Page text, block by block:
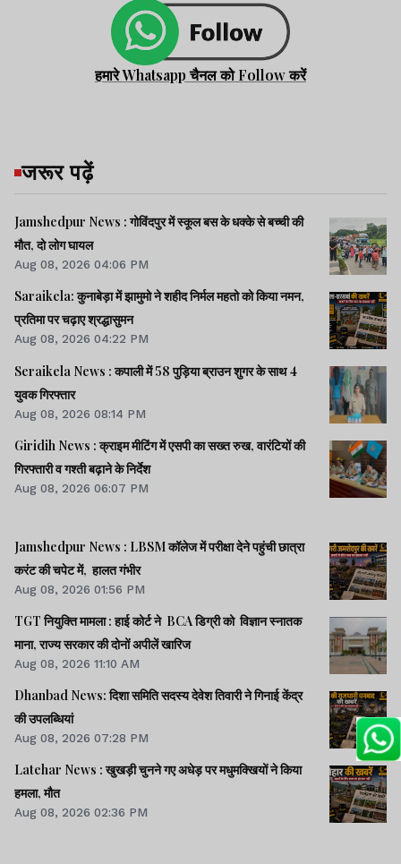
हमारे Whatsapp चैनल को Follow करें
जरूर पढ़ें
Jamshedpur News : गोविंदपुर में स्कूल बस के धक्के से बच्ची की
मौत, दो लोग घायल
Aug 08, 2026 04:06 PM
Saraikela: कुनाबेड़ा में झामुमो ने शहीद निर्मल महतो को किया नमन,
प्रतिमा पर चढ़ाए श्रद्धासुमन
Aug 08, 2026 04:22 PM
Seraikela News : कपाली में 58 पुड़िया ब्राउन शुगर के साथ 4
युवक गिरफ्तार
Aug 08, 2026 08:14 PM
Giridih News : क्राइम मीटिंग में एसपी का सख्त रुख, वारंटियों की
गिरफ्तारी व गश्ती बढ़ाने के निर्देश
Aug 08, 2026 06:07 PM
Jamshedpur News : LBSM कॉलेज में परीक्षा देने पहुंची छात्रा
करंट की चपेट में, हालत गंभीर
Aug 08, 2026 01:56 PM
TGT नियुक्ति मामला : हाई कोर्ट ने BCA डिग्री को विज्ञान स्नातक
माना, राज्य सरकार की दोनों अपीलें खारिज
Aug 08, 2026 11:10 AM
Dhanbad News: दिशा समिति सदस्य देवेश तिवारी ने गिनाई केंद्र
की उपलब्धियां
Aug 08, 2026 07:28 PM
Latehar News : खुखड़ी चुनने गए अधेड़ पर मधुमक्खियों ने किया
हमला, मौत
Aug 08, 2026 02:36 PM